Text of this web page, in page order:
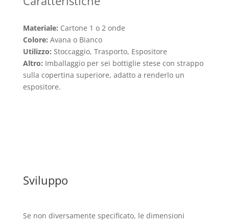
Materiale: Cartone 1 o 2 onde
Colore: Avana o Bianco
Utilizzo: Stoccaggio, Trasporto, Espositore
Altro: Imballaggio per sei bottiglie stese con strappo
sulla copertina superiore, adatto a renderlo un
espositore.
Sviluppo
Se non diversamente specificato, le dimensioni